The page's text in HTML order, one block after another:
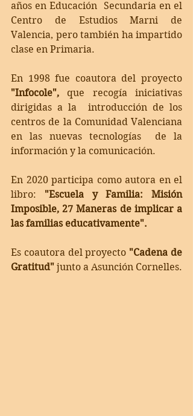
años en Educación  Secundaria en el
Centro de Estudios Marni de
Valencia, pero también ha impartido
clase en Primaria.
"Infocole", que recogía iniciativas
dirigidas a la  introducción de los
centros de la Comunidad Valenciana
en las nuevas tecnologías  de la
información y la comunicación.
En 2020 participa como autora en el
libro: "Escuela y Familia: Misión
Imposible, 27 Maneras de implicar a
las familias educativamente".
Es coautora del proyecto "Cadena de
Gratitud"